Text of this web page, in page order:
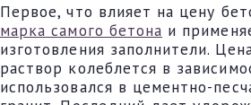
Первое, что влияет на цену
марка самого бетона и
изготовления заполнители.
раствор колеблется в
использовался в цементно-